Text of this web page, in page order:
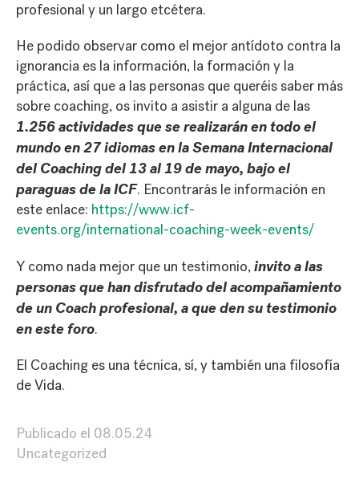
profesional y un largo etcétera.
He podido observar como el mejor antídoto contra la
ignorancia es la información, la formación y la
práctica, así que a las personas que queréis saber más
sobre coaching, os invito a asistir a alguna de las
1.256 actividades que se realizarán en todo el
mundo en 27 idiomas en la Semana Internacional
del Coaching del 13 al 19 de mayo, bajo el
paraguas de la ICF. Encontrarás le información en
este enlace: https://www.icf-
events.org/international-coaching-week-events/
Y como nada mejor que un testimonio,invito a las
personas que han disfrutado del acompañamiento
de un Coach profesional, a que den su testimonio
en este foro.
El Coaching es una técnica, sí, y también una filosofía
de Vida.
Publicado el 08.05.24
Uncategorized